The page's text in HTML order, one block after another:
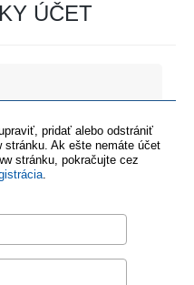
ÚČET
pridať alebo odstrániť
stránku. Ak ešte nemáte účet
stránku, pokračujte cez
.